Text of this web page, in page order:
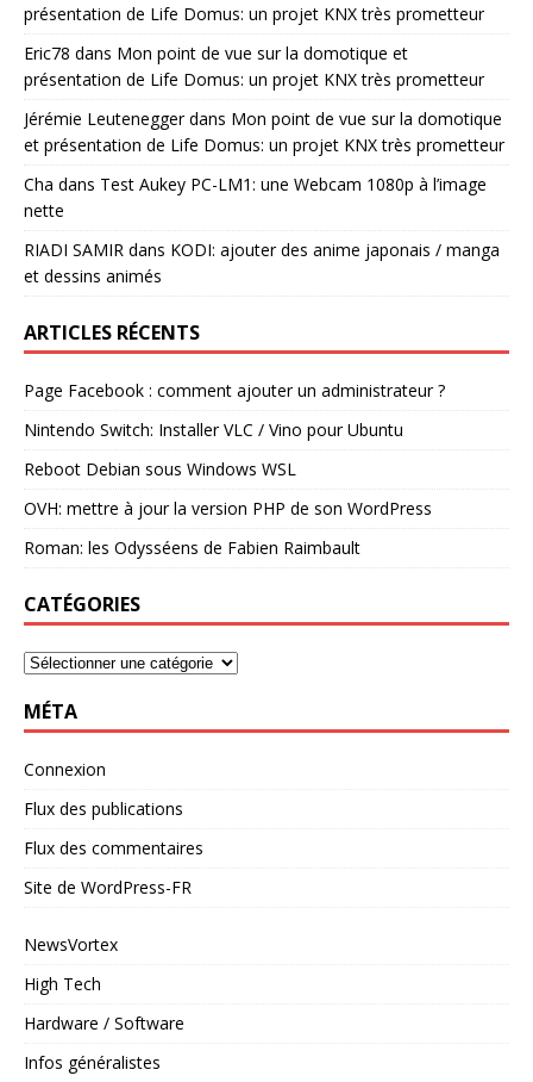
présentation de Life Domus: un projet KNX très prometteur
Eric78 dans Mon point de vue sur la domotique et
présentation de Life Domus: un projet KNX très prometteur
Jérémie Leuteneggerdans Mon point de vue sur la domotique
et présentation de Life Domus: un projet KNX très prometteur
Cha dans Test Aukey PC-LM1: une Webcam 1080p à l’image
nette
RIADI SAMIR dans KODI: ajouter des anime japonais / manga
et dessins animés
ARTICLES RÉCENTS
Page Facebook : comment ajouter un administrateur ?
Nintendo Switch: Installer VLC / Vino pour Ubuntu
Reboot Debian sous Windows WSL
OVH: mettre à jour la version PHP de son WordPress
Roman: les Odysséens de Fabien Raimbault
CATÉGORIES
MÉTA
Connexion
Flux des publications
Flux des commentaires
Site de WordPress-FR
NewsVortex
High Tech
Hardware / Software
Infos généralistes